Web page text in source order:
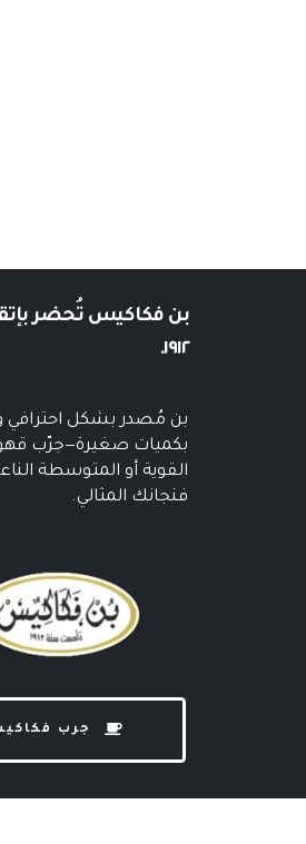
بن فكاكيستُحضر
١٩١٢.
بن مُصدر بشكل
بكميات صغيرة—جرّب
القوية أو المتوسطة
فنجانك المثالي.
جرب